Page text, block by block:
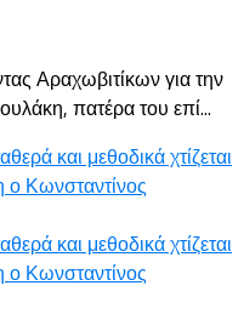
Αραχωβιτίκων για την
πατέρα του επί...